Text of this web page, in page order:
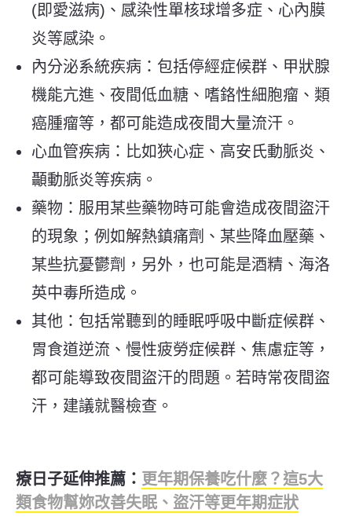
(即愛滋病)、感染性單核球增多症、心內膜
炎等感染。
內分泌系統疾病：包括停經症候群、甲狀腺
機能亢進、夜間低血糖、嗜鉻性細胞瘤、類
癌腫瘤等，都可能造成夜間大量流汗。
心血管疾病：比如狹心症、高安氏動脈炎、
顳動脈炎等疾病。
藥物：服用某些藥物時可能會造成夜間盜汗
的現象；例如解熱鎮痛劑、某些降血壓藥、
某些抗憂鬱劑，另外，也可能是酒精、海洛
英中毒所造成。
其他：包括常聽到的睡眠呼吸中斷症候群、
胃食道逆流、慢性疲勞症候群、焦慮症等，
都可能導致夜間盜汗的問題。若時常夜間盜
汗，建議就醫檢查。
療日子延伸推薦： 更年期保養吃什麼？這5大
類食物幫妳改善失眠、盜汗等更年期症狀